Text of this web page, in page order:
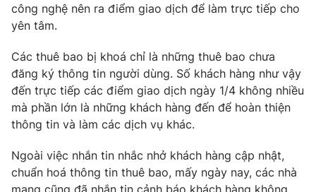
VTV Money VTV Thể thao
VTV Sức khoẻ Bất động sản
Thị trường 24h Tấm lòng Việt
VTV9 VTV8
công nghệ nên ra điểm giao dịch để làm trực tiếp cho
yên tâm.
Các thuê bao bị khoá chỉ là những thuê bao chưa
đăng ký thông tin người dùng. Số khách hàng như vậy
đến trực tiếp các điểm giao dịch ngày 1/4 không nhiều
mà phần lớn là những khách hàng đến để hoàn thiện
thông tin và làm các dịch vụ khác.
Ngoài việc nhắn tin nhắc nhở khách hàng cập nhật,
chuẩn hoá thông tin thuê bao, mấy ngày nay, các nhà
mạng cũng đã nhắn tin cảnh báo khách hàng không